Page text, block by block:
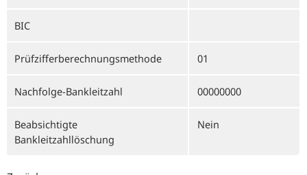
BIC
Prüfzifferberechnungsmethode 01
Nachfolge-Bankleitzahl 00000000
Beabsichtigte
Bankleitzahllöschung
Nein